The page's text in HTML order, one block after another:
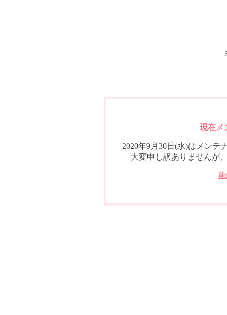
現在メ
2020年9月30日(水)はメンテ
大変申し訳ありませんが
前